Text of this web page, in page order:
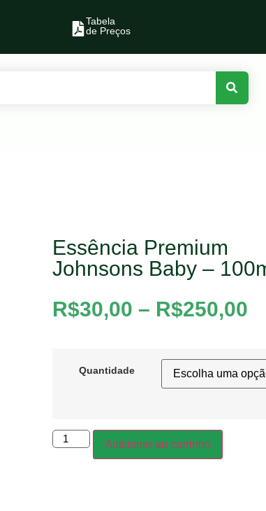
Tabela
de Preços
Essência Premium
Johnsons Baby –
R$30,00 – R$250,00
Quantidade
Adicionar ao carrinho